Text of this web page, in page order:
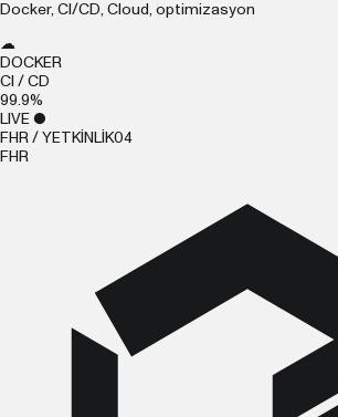
Docker, CI/CD, Cloud, optimizasyon
☁
DOCKER
CI / CD
99.9%
LIVE ●
FHR / YETKİNLİK04
FH R